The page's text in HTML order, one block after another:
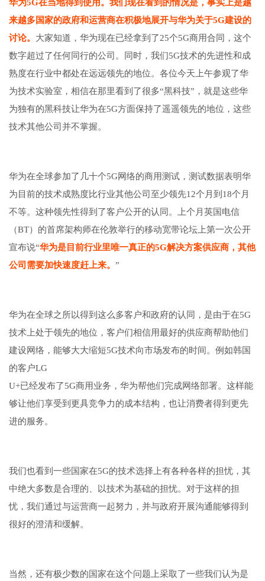
华为5G在当地得到使用。我们现在看到的情况是，事实上是越
来越多国家的政府和运营商在积极地展开与华为关于5G建设的
讨论。 大家知道，华为现在已经拿到了25个5G商用合同，这个
数字超过了任何同行的公司。同时，我们5G技术的先进性和成
熟度在行业中都处在远远领先的地位。各位今天上午参观了华
为技术实验室，相信在那里看到了很多“黑科技”，就是这些华
为独有的黑科技让华为在5G方面保持了遥遥领先的地位，这些
技术其他公司并不掌握。
华为在全球参加了几十个5G网络的商用测试，测试数据表明华
为目前的技术成熟度比行业其他公司至少领先12个月到18个月
不等。这种领先性得到了客户公开的认同。上个月英国电信
（BT）的首席架构师在伦敦举行的移动宽带论坛上第一次公开
宣布说“华为是目前行业里唯一真正的5G解决方案供应商，其他
公司需要加快速度赶上来。 ”
华为在全球之所以得到这么多客户和政府的认同，是由于在5G
技术上处于领先的地位，客户们相信用最好的供应商帮助他们
建设网络，能够大大缩短5G技术向市场发布的时间。例如韩国
的客户LG
U+已经发布了5G商用业务，华为帮他们完成网络部署。这样能
够让他们享受到更具竞争力的成本结构，也让消费者得到更先
进的服务。
我们也看到一些国家在5G的技术选择上有各种各样的担忧，其
中绝大多数是合理的、以技术为基础的担忧。对于这样的担
忧，我们通过与运营商一起努力，并与政府开展沟通能够得到
很好的澄清和缓解。
当然，还有极少数的国家在这个问题上采取了一些我们认为是